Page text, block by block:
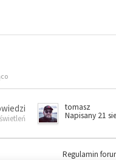
tomasz
Napisany 21
Regulamin